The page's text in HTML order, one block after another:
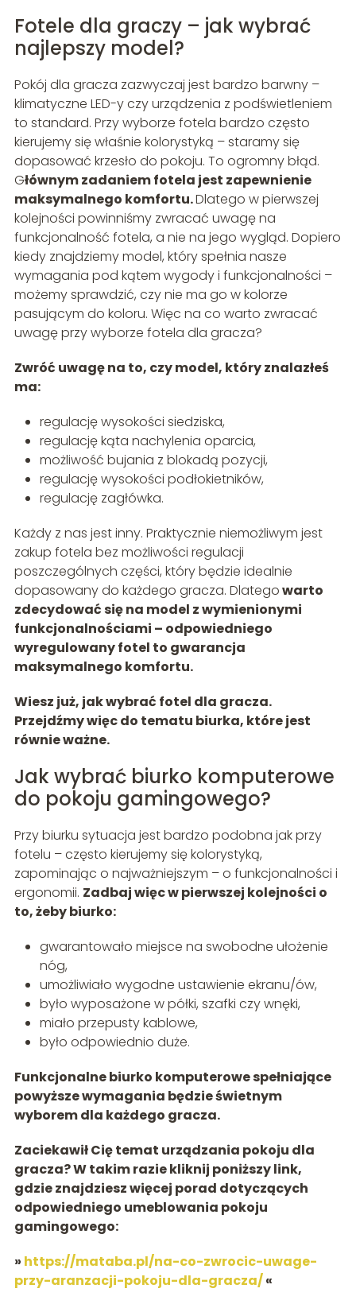
Fotele dla graczy – jak wybrać
najlepszy model?
Pokój dla gracza zazwyczaj jest bardzo barwny –
klimatyczne LED-y czy urządzenia z podświetleniem
to standard. Przy wyborze fotela bardzo często
kierujemy się właśnie kolorystyką – staramy się
dopasować krzesło do pokoju. To ogromny błąd.
Głównym zadaniem fotela jest zapewnienie
maksymalnego komfortu.Dlatego w pierwszej
kolejności powinniśmy zwracać uwagę na
funkcjonalność fotela, a nie na jego wygląd. Dopiero
kiedy znajdziemy model, który spełnia nasze
wymagania pod kątem wygody i funkcjonalności –
możemy sprawdzić, czy nie ma go w kolorze
pasującym do koloru. Więc na co warto zwracać
uwagę przy wyborze fotela dla gracza?
Zwróć uwagę na to, czy model, który znalazłeś
ma:
regulację wysokości siedziska,
regulację kąta nachylenia oparcia,
możliwość bujania z blokadą pozycji,
regulację wysokości podłokietników,
regulację zagłówka.
Każdy z nas jest inny. Praktycznie niemożliwym jest
zakup fotela bez możliwości regulacji
poszczególnych części, który będzie idealnie
dopasowany do każdego gracza. Dlategowarto
zdecydować się na model z wymienionymi
funkcjonalnościami – odpowiedniego
wyregulowany fotel to gwarancja
maksymalnego komfortu.
Wiesz już, jak wybrać fotel dla gracza.
Przejdźmy więc do tematu biurka, które jest
równie ważne.
Jak wybrać biurko komputerowe
do pokoju gamingowego?
Przy biurku sytuacja jest bardzo podobna jak przy
fotelu – często kierujemy się kolorystyką,
zapominając o najważniejszym – o funkcjonalności i
ergonomii. Zadbaj więc w pierwszej kolejności o
to, żeby biurko:
gwarantowało miejsce na swobodne ułożenie
nóg,
umożliwiało wygodne ustawienie ekranu/ów,
było wyposażone w półki, szafki czy wnęki,
miało przepusty kablowe,
było odpowiednio duże.
Funkcjonalne biurko komputerowe spełniające
powyższe wymagania będzie świetnym
wyborem dla każdego gracza.
Zaciekawił Cię temat urządzania pokoju dla
gracza? W takim razie kliknij poniższy link,
gdzie znajdziesz więcej porad dotyczących
odpowiedniego umeblowania pokoju
gamingowego:
» https://mataba.pl/na-co-zwrocic-uwage-
przy-aranzacji-pokoju-dla-gracza/«